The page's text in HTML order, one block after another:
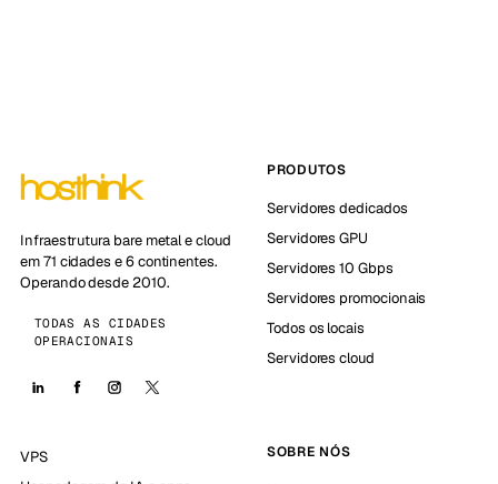
Infraestrutura bare metal e cloud
em 71 cidades e 6 continentes.
Operando desde 2010.
TODAS AS CIDADES
OPERACIONAIS
PRODUTOS
Servidores dedicados
Servidores GPU
Servidores 10 Gbps
Servidores promocionais
Todos os locais
Servidores cloud
VPS
SOBRE NÓS